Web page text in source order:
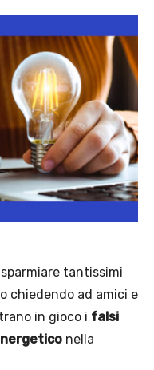
tantissimi
chiedendo ad amici e
in gioco i falsi
nella